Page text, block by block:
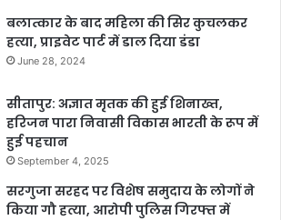
बलात्कार के बाद महिला की सिर कुचलकर
हत्या, प्राइवेट पार्ट में डाल दिया डंडा
June 28, 2024
सीतापुर: अज्ञात मृतक की हुई शिनाख्त,
हरिजन पारा निवासी विकास भारती के रूप में
हुई पहचान
September 4, 2025
सरगुजा सरहद पर विशेष समुदाय के लोगों ने
किया गौ हत्या, आरोपी पुलिस गिरफ्त में